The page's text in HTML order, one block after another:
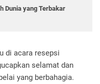
Dunia yang Terbakar
di acara resepsi
selamat dan
yang berbahagia.